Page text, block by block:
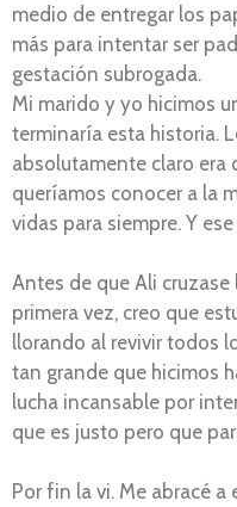
medio de entregar los
más para intentar ser
gestación subrogada.
Mi marido y yo hicimos
terminaría esta historia.
absolutamente claro era
queríamos conocer a la
vidas para siempre. Y
Antes de que Ali
primera vez, creo que
llorando al revivir todos
tan grande que hicimos
lucha incansable por
que es justo pero que
Por fin la vi. Me abracé